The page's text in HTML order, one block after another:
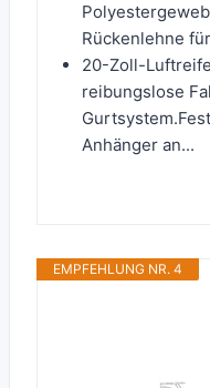
Rückenlehne
20-Zoll-
reibungslose
Anhänger an...
EMPFEHLUNG NR. 4